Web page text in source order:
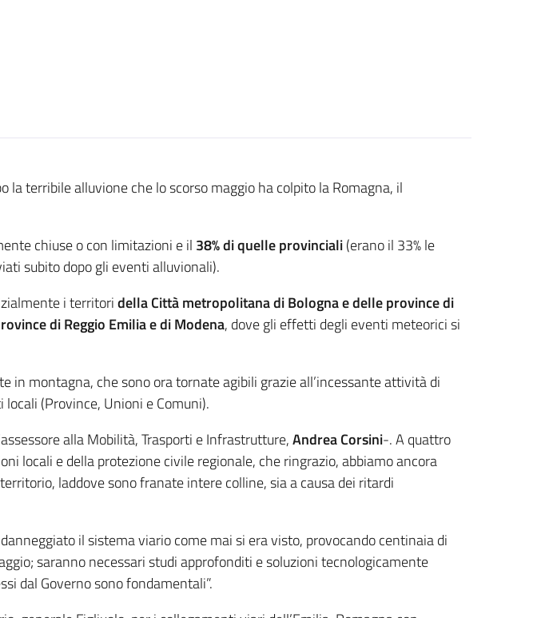
terribile alluvione che lo scorso maggio ha colpito la Romagna, il
chiuse o con limitazioni e il 38% di quelle provinciali(erano il 33% le
subito dopo gli eventi alluvionali).
i territoridella Città metropolitana di Bologna e delle province di
di Reggio Emilia e di Modena, dove gli effetti degli eventi meteorici si
in montagna, che sono ora tornate agibili grazie all’incessante attività di
(Province, Unioni e Comuni).
alla Mobilità, Trasporti e Infrastrutture,Andrea Corsini-. A quattro
locali e della protezione civile regionale, che ringrazio, abbiamo ancora
laddove sono franate intere colline, sia a causa dei ritardi
il sistema viario come mai si era visto, provocando centinaia di
saranno necessari studi approfonditi e soluzioni tecnologicamente
dal Governo sono fondamentali”.